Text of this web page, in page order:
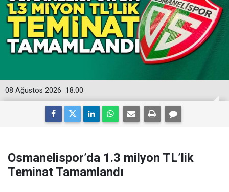
18:00
08 Ağustos 2026
Osmanelispor’da 1.3 milyon TL’lik
Teminat Tamamlandı